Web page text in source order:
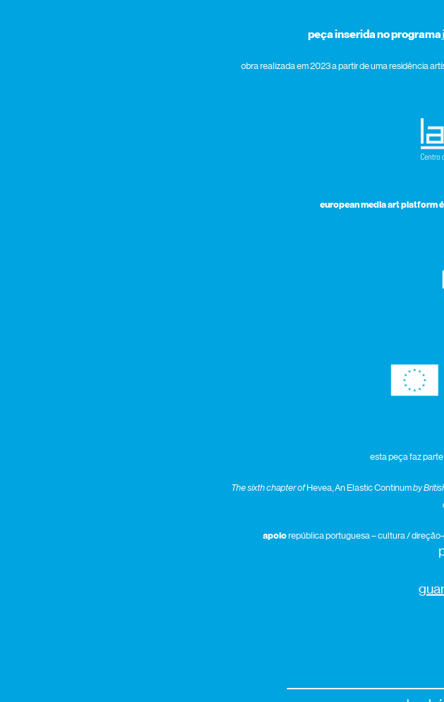
peça inserida no programa
obra realizada em 2023 a partir de uma residência
european media art platform
esta peça faz
The sixth chapter ofHevea, An Elastic Continumby
apoiorepública portuguesa – cultura /